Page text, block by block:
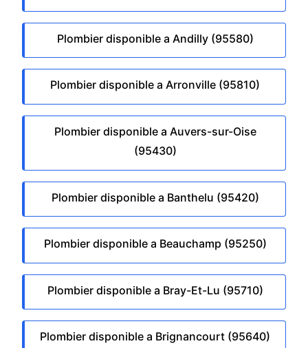
Plombier disponible a Andilly (95580)
Plombier disponible a Arronville (95810)
Plombier disponible a Auvers-sur-Oise
(95430)
Plombier disponible a Banthelu (95420)
Plombier disponible a Beauchamp (95250)
Plombier disponible a Bray-Et-Lu (95710)
Plombier disponible a Brignancourt (95640)